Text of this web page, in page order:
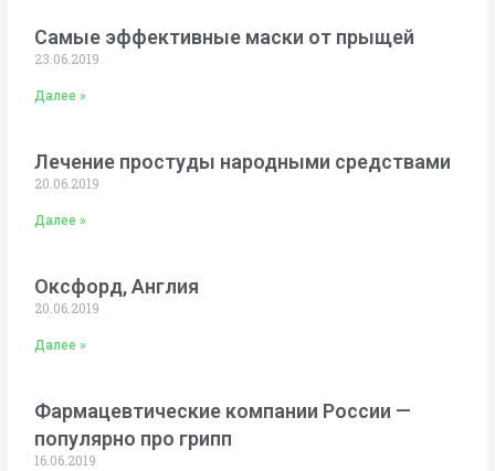
Самые эффективные маски от прыщей
23.06.2019
Далее »
Лечение простуды народными средствами
20.06.2019
Далее »
Оксфорд, Англия
20.06.2019
Далее »
Фармацевтические компании России —
популярно про грипп
16.06.2019